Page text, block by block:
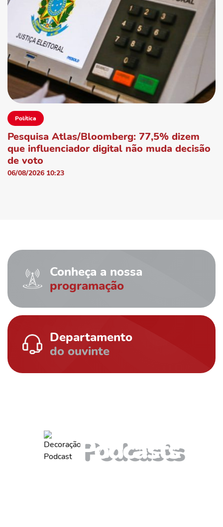
Política
Pesquisa Atlas/Bloomberg: 77,5% dizem
que influenciador digital não muda decisão
de voto
06/08/2026 10:23
Conheça a nossa
programação
Departamento
do ouvinte
Podcasts